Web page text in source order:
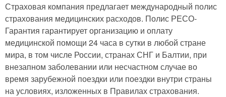
Страховая компания предлагает международный полис
страхования медицинских расходов. Полис РЕСО-
Гарантия гарантирует организацию и оплату
медицинской помощи 24 часа в сутки в любой стране
мира, в том числе России, странах СНГ и Балтии, при
внезапном заболевании или несчастном случае во
время зарубежной поездки или поездки внутри страны
на условиях, изложенных в Правилах страхования.